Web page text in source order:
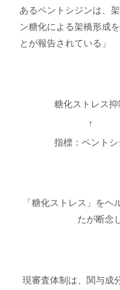
あるペントシジンは、
ン糖化による架橋形成
とが報告されている」
糖化ストレス
指標：
「糖化ストレス」を
たが断念
現審査体制は、関与成